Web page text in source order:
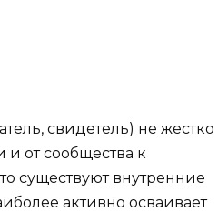
свидетель) не жестко
от сообщества к
существуют внутренние
активно осваивает